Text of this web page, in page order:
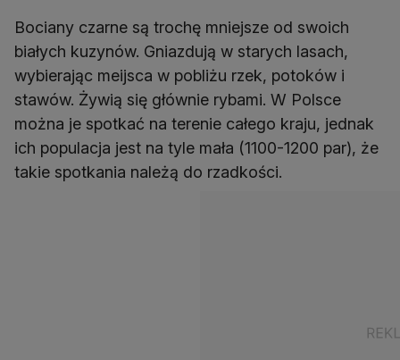
Bociany czarne są trochę mniejsze od swoich
białych kuzynów. Gniazdują w starych lasach,
wybierając meijsca w pobliżu rzek, potoków i
stawów. Żywią się głównie rybami. W Polsce
można je spotkać na terenie całego kraju, jednak
ich populacja jest na tyle mała (1100-1200 par), że
takie spotkania należą do rzadkości.